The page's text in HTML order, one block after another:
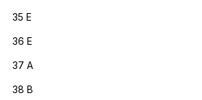
35 E
36 E
37 A
38 B